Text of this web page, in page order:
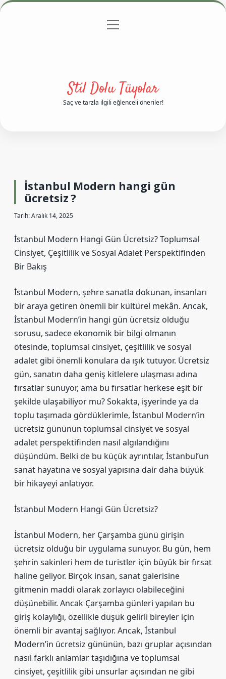
Gizlilik Politikası
menüyü
Stil Dolu Tüyolar
Saç ve tarzla ilgili eğlenceli öneriler!
İstanbul Modern hangi gün
ücretsiz ?
Tarih: Aralık 14, 2025
İstanbul Modern Hangi Gün Ücretsiz? Toplumsal
Cinsiyet, Çeşitlilik ve Sosyal Adalet Perspektifinden
Bir Bakış
İstanbul Modern, şehre sanatla dokunan, insanları
bir araya getiren önemli bir kültürel mekân. Ancak,
İstanbul Modern’in hangi gün ücretsiz olduğu
sorusu, sadece ekonomik bir bilgi olmanın
ötesinde, toplumsal cinsiyet, çeşitlilik ve sosyal
adalet gibi önemli konulara da ışık tutuyor. Ücretsiz
gün, sanatın daha geniş kitlelere ulaşması adına
fırsatlar sunuyor, ama bu fırsatlar herkese eşit bir
şekilde ulaşabiliyor mu? Sokakta, işyerinde ya da
toplu taşımada gördüklerimle, İstanbul Modern’in
ücretsiz gününün toplumsal cinsiyet ve sosyal
adalet perspektifinden nasıl algılandığını
düşündüm. Belki de bu küçük ayrıntılar, İstanbul’un
sanat hayatına ve sosyal yapısına dair daha büyük
bir hikayeyi anlatıyor.
İstanbul Modern Hangi Gün Ücretsiz?
İstanbul Modern, her Çarşamba günü girişin
ücretsiz olduğu bir uygulama sunuyor. Bu gün, hem
şehrin sakinleri hem de turistler için büyük bir fırsat
haline geliyor. Birçok insan, sanat galerisine
gitmenin maddi olarak zorlayıcı olabileceğini
düşünebilir. Ancak Çarşamba günleri yapılan bu
giriş kolaylığı, özellikle düşük gelirli bireyler için
önemli bir avantaj sağlıyor. Ancak, İstanbul
Modern’in ücretsiz gününün, bazı gruplar açısından
nasıl farklı anlamlar taşıdığına ve toplumsal
cinsiyet, çeşitlilik gibi unsurlar açısından ne gibi